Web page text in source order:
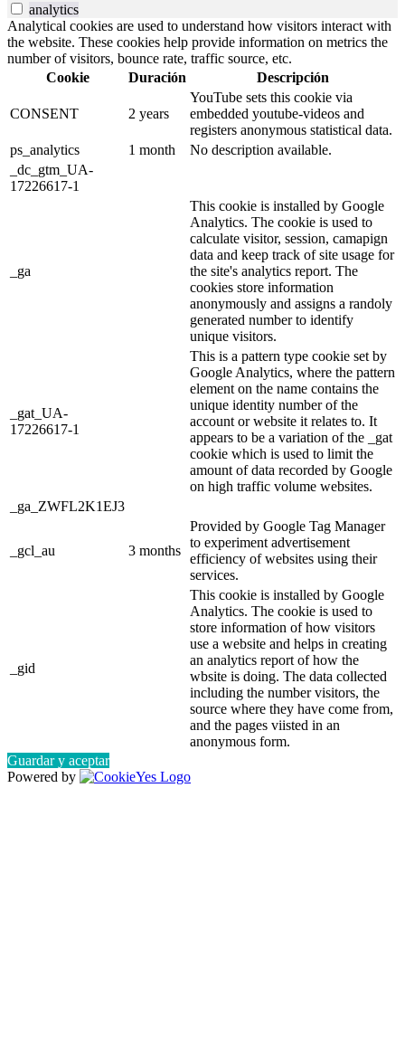
analytics
Analytical cookies are used to understand how visitors interact with
the website. These cookies help provide information on metrics the
number of visitors, bounce rate, traffic source, etc.
Cookie
Duración Descripción
CONSENT 2 years
YouTube sets this cookie via
embedded youtube-videos and
registers anonymous statistical data.
ps_analytics
1 month
No description available.
_dc_gtm_UA-
17226617-1
_ga
This cookie is installed by Google
Analytics. The cookie is used to
calculate visitor, session, camapign
data and keep track of site usage for
the site's analytics report. The
cookies store information
anonymously and assigns a randoly
generated number to identify
unique visitors.
_gat_UA-
17226617-1
This is a pattern type cookie set by
Google Analytics, where the pattern
element on the name contains the
unique identity number of the
account or website it relates to. It
appears to be a variation of the _gat
cookie which is used to limit the
amount of data recorded by Google
on high traffic volume websites.
_ga_ZWFL2K1EJ3
_gcl_au 3 months
Provided by Google Tag Manager
to experiment advertisement
efficiency of websites using their
services.
_gid
This cookie is installed by Google
Analytics. The cookie is used to
store information of how visitors
use a website and helps in creating
an analytics report of how the
wbsite is doing. The data collected
including the number visitors, the
source where they have come from,
and the pages viisted in an
anonymous form.
Guardar y aceptar
Powered by